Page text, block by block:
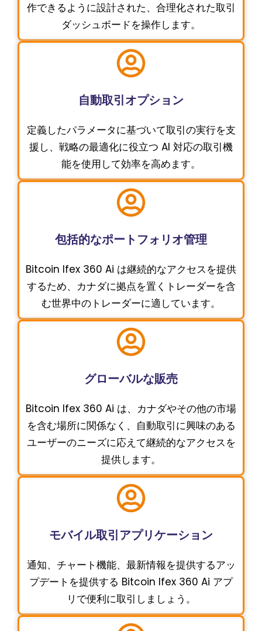
作できるように設計された、合理化された取引
ダッシュボードを操作します。
自動取引オプション
定義したパラメータに基づいて取引の実行を支
援し、戦略の最適化に役立つ AI 対応の取引機
能を使用して効率を高めます。
包括的なポートフォリオ管理
Bitcoin Ifex 360 Ai は継続的なアクセスを提供
するため、カナダに拠点を置くトレーダーを含
む世界中のトレーダーに適しています。
グローバルな販売
Bitcoin Ifex 360 Ai は、カナダやその他の市場
を含む場所に関係なく、自動取引に興味のある
ユーザーのニーズに応えて継続的なアクセスを
提供します。
モバイル取引アプリケーション
通知、チャート機能、最新情報を提供するアッ
プデートを提供する Bitcoin Ifex 360 Ai アプ
リで便利に取引しましょう。